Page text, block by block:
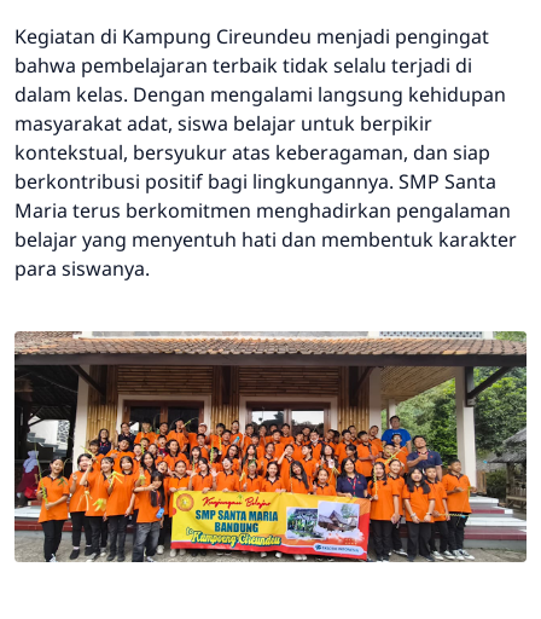
Kegiatan di Kampung Cireundeu menjadi pengingat
bahwa pembelajaran terbaik tidak selalu terjadi di
dalam kelas. Dengan mengalami langsung kehidupan
masyarakat adat, siswa belajar untuk berpikir
kontekstual, bersyukur atas keberagaman, dan siap
berkontribusi positif bagi lingkungannya. SMP Santa
Maria terus berkomitmen menghadirkan pengalaman
belajar yang menyentuh hati dan membentuk karakter
para siswanya.